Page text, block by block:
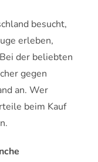
besucht,
erleben,
der beliebten
gegen
an. Wer
beim Kauf